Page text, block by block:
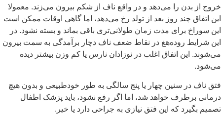
خروج از بدن را می‌دهد و در واقع ناف از شکم بیرون می‌زند. معمولا
این اتفاق چند روز بعد از تولد رخ می‌دهد، اما گاهی اوقات ممکن است
این سوراخ برای مدت زمان طولانی‌تری باقی بماند و بسته نشود. در
این شرایط روده‌هغ در نقاط ضعف ناف دچار برآمدگی به سمت بیرون
می‌شوند. این اتفاق اغلب در نوزادان نارس یا کم وزن بیشتر دیده
می‌شود.
فتق ناف در سنین چهار یا پنج سالگی به طور خودطبیعی و بدون هیچ
درمانی برطرف خواهد شد، اما اگر رفع نشود، باید پزشک اطفال
تصمیم بگیرد که این فتق نیازی به جراحی دارد یا خیر.